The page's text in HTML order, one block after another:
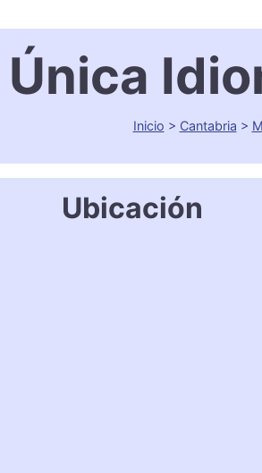
Única
Inicio > Cantabria >
Ubicación